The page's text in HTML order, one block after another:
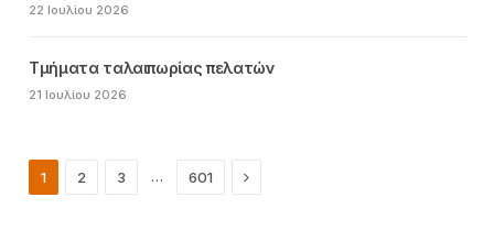
22 Ιουλίου 2026
Τμήματα ταλαιπωρίας πελατών
21 Ιουλίου 2026
1 2 3 … 601 Next